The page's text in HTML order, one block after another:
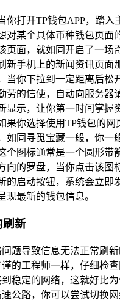
你打开TP钱包APP，踏入
对某个具体币种钱包页面
页面，就如同开启了一场
新手机上的新闻资讯页面
当你下拉到一定距离后松
劳的信使，自动向服务器
显示，让你第一时间掌握
果你选择使用TP钱包的网
如同寻觅宝藏一般，你一
个图标通常是一个圆形带
向的罗盘，当你点击该图
的启动按钮，系统会立即
现最新的钱包信息。
刷新
问题导致信息无法正常刷
的工程师一样，仔细检
稳定的网络，这就好比
公路，你可以尝试切换